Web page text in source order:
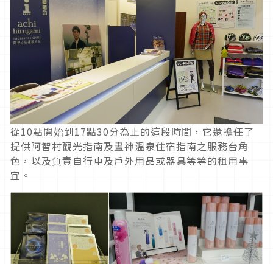
從10點開始到17點30分為止的這段時間，它還擔任了
提供阿智村觀光指南及晝神溫泉住宿指南之服務台角
色，以及負責自行車及戶外用品或器具等等的租用事
宜。